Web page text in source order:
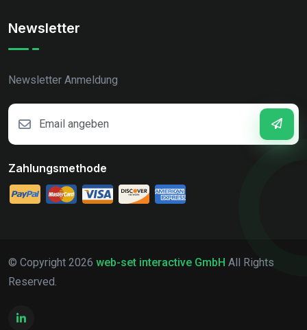
Newsletter
Newsletter Anmeldung
Zahlungsmethode
© Copyright 2026 web-set interactive GmbH All Rights
Reserved.